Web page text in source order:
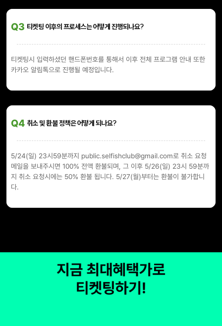
Q3 티켓팅 이후의 프로세스는 어떻게 진행되나요?
티켓팅시 입력하셨던 핸드폰번호를 통해서 이후 전체 프로그램 안내 또한
카카오 알림톡으로 진행될 예정입니다.
Q4 취소 및 환불 정책은 어떻게 되나요?
5/24(일) 23시59분까지 public.selfishclub@gmail.com로 취소 요청
메일을 보내주시면 100% 전액 환불되며, 그 이후 5/26(일) 23시 59분까
지 취소 요청시에는 50% 환불 됩니다. 5/27(월)부터는 환불이 불가합니
다.